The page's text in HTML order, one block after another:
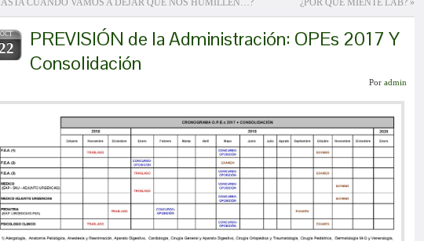
CUÁNDO VAMOS A DEJAR QUE NOS HUMILLEN…? ¿POR QUÉ MIENTE LAB? »
OCT
PREVISIÓN de la Administración: OPEs 2017 Y
Consolidación
Por admin